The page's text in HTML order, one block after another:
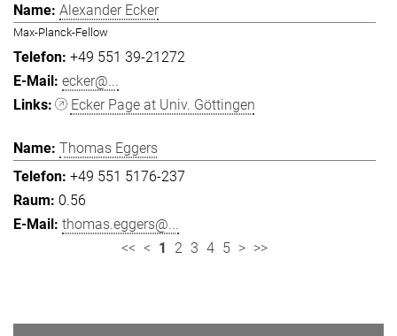
Alexander Ecker
Max-Planck-Fellow
+49 551 39-21272
ecker@...
Ecker Page at Univ. Göttingen
Thomas Eggers
+49 551 5176-237
0.56
thomas.eggers@...
<< < 1 2 3 4 5 > >>